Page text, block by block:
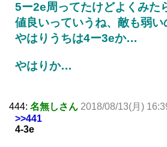
5ー2e周ってたけどよくみた
値良いっていうね、敵も弱い
やはりうちは4ー3eか…
やはりか…
444: 名無しさん 2018/08/13(月)
>>441
4-3e